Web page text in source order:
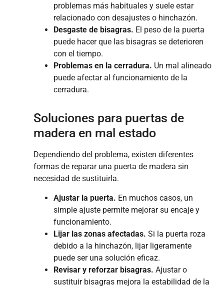
problemas más habituales y suele estar
relacionado con desajustes o hinchazón.
Desgaste de bisagras. El peso de la puerta
puede hacer que las bisagras se deterioren
con el tiempo.
Problemas en la cerradura. Un mal alineado
puede afectar al funcionamiento de la
cerradura.
Soluciones para puertas de
madera en mal estado
Dependiendo del problema, existen diferentes
formas de reparar una puerta de madera sin
necesidad de sustituirla.
Ajustar la puerta. En muchos casos, un
simple ajuste permite mejorar su encaje y
funcionamiento.
Lijar las zonas afectadas. Si la puerta roza
debido a la hinchazón, lijar ligeramente
puede ser una solución eficaz.
Revisar y reforzar bisagras. Ajustar o
sustituir bisagras mejora la estabilidad de la